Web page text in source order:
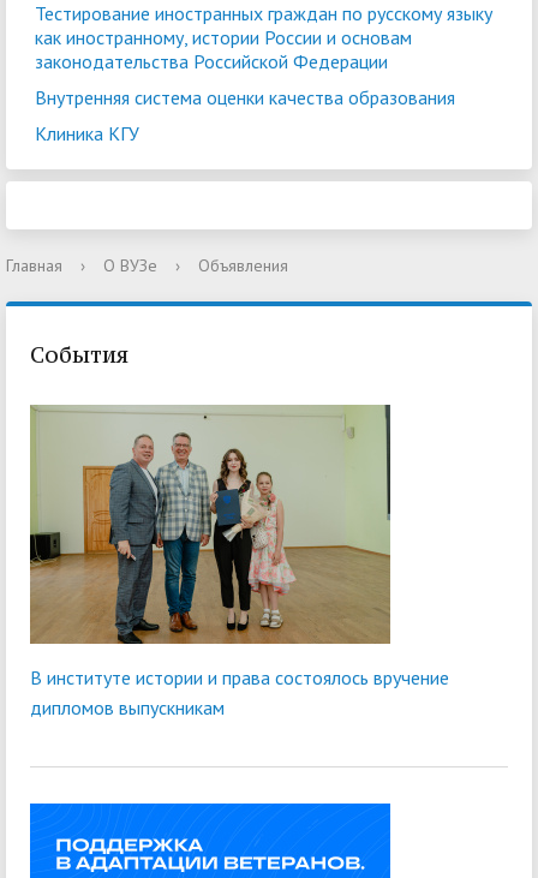
Тестирование иностранных граждан по русскому языку
как иностранному, истории России и основам
законодательства Российской Федерации
Внутренняя система оценки качества образования
Клиника КГУ
Главная › О ВУЗе › Объявления
События
В институте истории и права состоялось вручение
дипломов выпускникам